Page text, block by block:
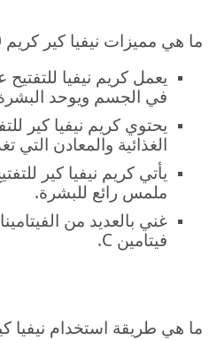
ما هي مميزات نيفيا كير كريم 50 مل
يعمل كريم نيفيا للتفتيح
في الجسم ويوحد
يحتوي كريم نيفيا كير
الغذائية والمعادن التي
يأتي كريم نيفيا كير
ملمس رائع للبشرة.
فيتامين C.
ما هي طريقة استخدام نيفيا كير